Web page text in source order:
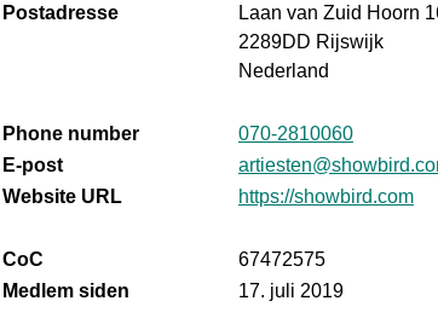
Postadresse
Laan van Zuid Hoorn
2289DD Rijswijk
Nederland
Phone number
070-2810060
E-post
Website URL
https://showbird.com
CoC
67472575
Medlem siden
17. juli 2019